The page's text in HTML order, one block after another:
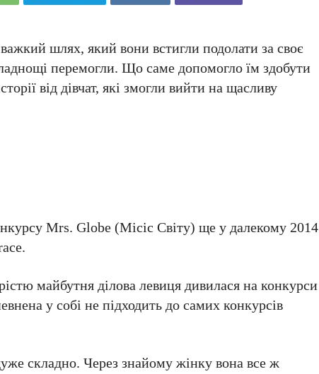
шлях, який вони встигли подолати за своє
перемогли. Що саме допомогло їм здобути
від дівчат, які змогли вийти на щасливу
Mrs. Globe (Місіс Світу) ще у далекому 2014
майбутня ділова левиця дивилася на конкурси
у собі не підходить до самих конкурсів
складно. Через знайому жінку вона все ж